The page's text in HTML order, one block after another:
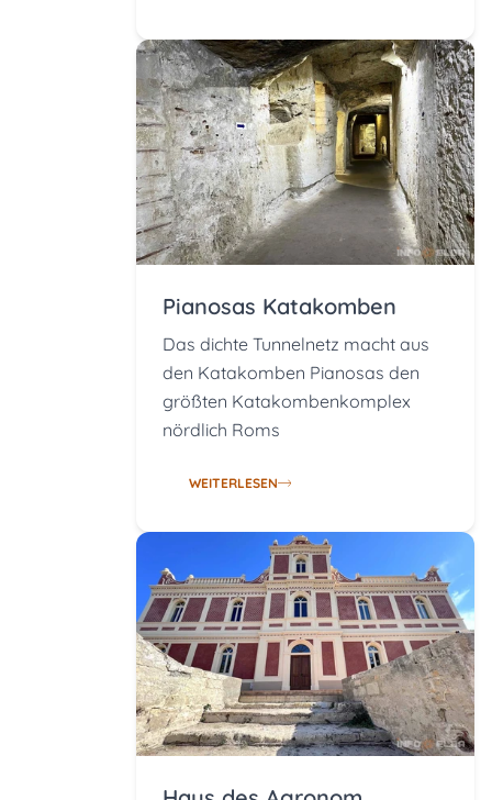
Pianosas Katakomben
Das dichte Tunnelnetz macht aus
den Katakomben Pianosas den
größten Katakombenkomplex
nördlich Roms
WEITERLESEN